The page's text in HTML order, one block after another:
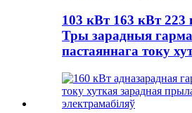
103 кВт 163 кВт 223
Тры зарадныя
пастаяннага току